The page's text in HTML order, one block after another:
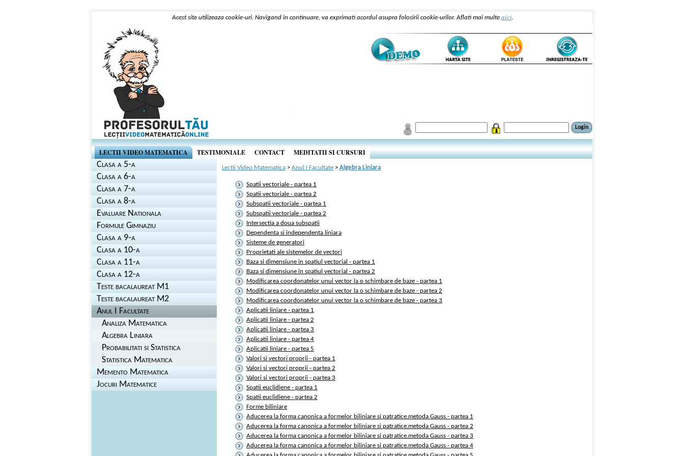
Acest site utilizeaza cookie-uri. Navigand in continuare, va exprimati acordul asupra folosirii cookie-urilor. Aflati mai multe aici.
LECTII VIDEO MATEMATICA TESTIMONIALE CONTACT MEDITATII SI CURSURI
Clasa a 5-a
Clasa a 6-a
Clasa a 7-a
Clasa a 8-a
Evaluare Nationala
Formule Gimnaziu
Clasa a 9-a
Clasa a 10-a
Clasa a 11-a
Clasa a 12-a
Teste bacalaureat M1
Teste bacalaureat M2
Anul I Facultate
Analiza Matematica
Algebra Liniara
Probabilitati si Statistica
Statistica Matematica
Memento Matematica
Jocuri Matematice
Lectii Video Matematica > Anul I Facultate > Algebra Liniara
Spatii vectoriale - partea 1
Spatii vectoriale - partea 2
Subspatii vectoriale - partea 1
Subspatii vectoriale - partea 2
Intersectia a doua subspatii
Dependenta si independenta liniara
Sisteme de generatori
Proprietati ale sistemelor de vectori
Baza si dimensiune in spatiul vectorial - partea 1
Baza si dimensiune in spatiul vectorial - partea 2
Modificarea coordonatelor unui vector la o schimbare de baze - partea 1
Modificarea coordonatelor unui vector la o schimbare de baze - partea 2
Modificarea coordonatelor unui vector la o schimbare de baze - partea 3
Aplicatii liniare - partea 1
Aplicatii liniare - partea 2
Aplicatii liniare - partea 3
Aplicatii liniare - partea 4
Aplicatii liniare - partea 5
Valori si vectori proprii - partea 1
Valori si vectori proprii - partea 2
Valori si vectori proprii - partea 3
Spatii euclidiene - partea 1
Spatii euclidiene - partea 2
Forme biliniare
Aducerea la forma canonica a formelor biliniare si patratice.metoda Gauss - partea 1
Aducerea la forma canonica a formelor biliniare si patratice.metoda Gauss - partea 2
Aducerea la forma canonica a formelor biliniare si patratice.metoda Gauss - partea 3
Aducerea la forma canonica a formelor biliniare si patratice.metoda Gauss - partea 4